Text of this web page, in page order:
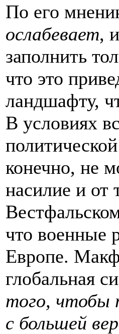
По его
ослабевает,
заполнить
что это
ландшафту,
В условиях
конечно, не
насилие и от
что военные
Европе.
глобальная
того, чтобы
с большей